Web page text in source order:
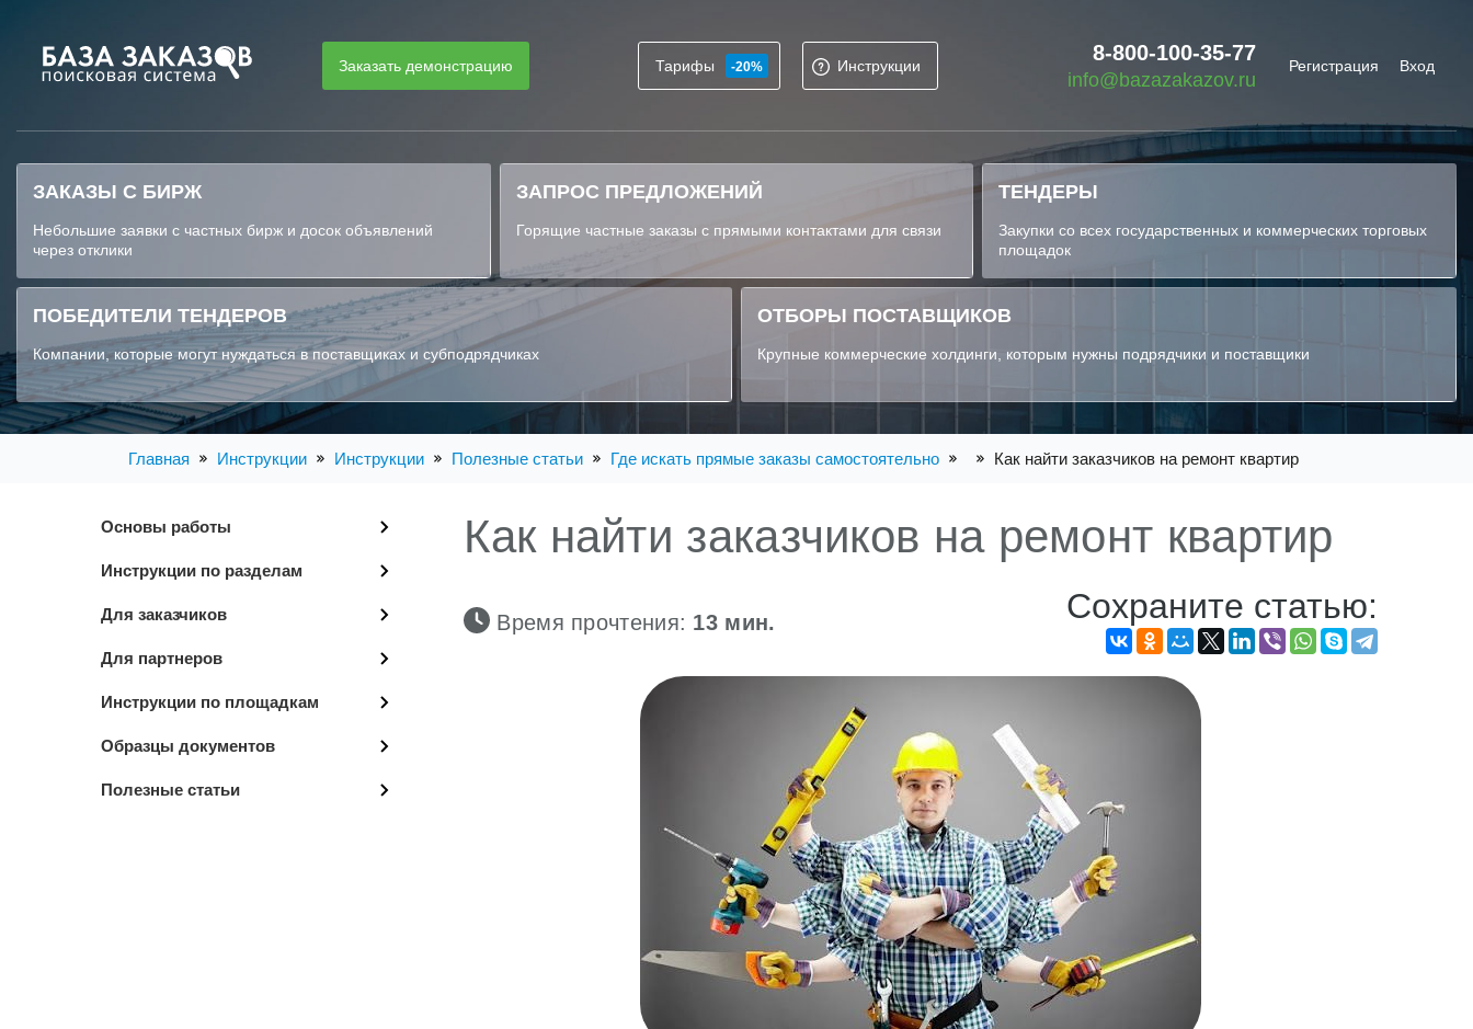
Заказать демонстрацию Тарифы -20% Инструкции
8-800-100-35-77
info@bazazakazov.ru
Регистрация Вход
ЗАКАЗЫ С БИРЖ
Небольшие заявки с частных бирж и досок объявлений
через отклики
ЗАПРОС ПРЕДЛОЖЕНИЙ
Горящие частные заказы с прямыми контактами для связи
ТЕНДЕРЫ
Закупки со всех государственных и коммерческих торговых
площадок
ПОБЕДИТЕЛИ ТЕНДЕРОВ
Компании, которые могут нуждаться в поставщиках и субподрядчиках
ОТБОРЫ ПОСТАВЩИКОВ
Крупные коммерческие холдинги, которым нужны подрядчики и поставщики
Главная Инструкции Инструкции Полезные статьи Где искать прямые заказы самостоятельно Как найти заказчиков на ремонт квартир
Основы работы
Инструкции по разделам
Для заказчиков
Для партнеров
Инструкции по площадкам
Образцы документов
Полезные статьи
Как найти заказчиков на ремонт квартир
Время прочтения: 13 мин. Сохраните статью: